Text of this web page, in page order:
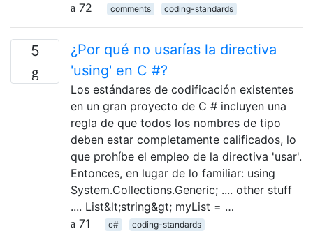
72
comments coding-standards
5
¿Por qué no usarías la directiva
'using' en C #?
Los estándares de codificación existentes
en un gran proyecto de C # incluyen una
regla de que todos los nombres de tipo
deben estar completamente calificados, lo
que prohíbe el empleo de la directiva 'usar'.
Entonces, en lugar de lo familiar: using
System.Collections.Generic; .... other stuff
.... List&lt;string&gt; myList = …
71
c# coding-standards